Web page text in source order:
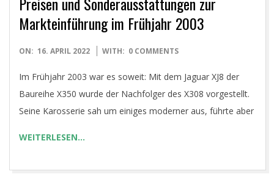
Markteinführung im Frühjahr 2003
2022-
ON: 16. APRIL 2022 WITH: 0 COMMENTS
Im Frühjahr 2003 war es soweit: Mit dem Jaguar XJ8 der
Baureihe X350 wurde der Nachfolger des X308 vorgestellt.
Seine Karosserie sah um einiges moderner aus, führte aber
WEITERLESEN…